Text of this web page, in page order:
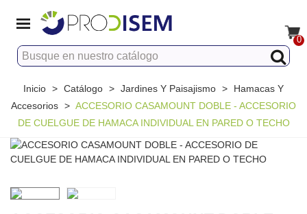
0
Inicio > Catálogo > Jardines Y Paisajismo >
Hamacas Y
Accesorios > ACCESORIO CASAMOUNT DOBLE - ACCESORIO
DE CUELGUE DE HAMACA INDIVIDUAL EN PARED O TECHO